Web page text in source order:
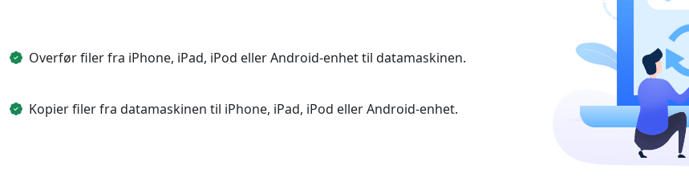
Overfør filer fra iPhone, iPad, iPod eller Android-enhet til datamaskinen.
Kopier filer fra datamaskinen til iPhone, iPad, iPod eller Android-enhet.
Suomalainen
Dansk
Ελληνικά Türk
Bahasa Melayu
한국어
Română Polskie